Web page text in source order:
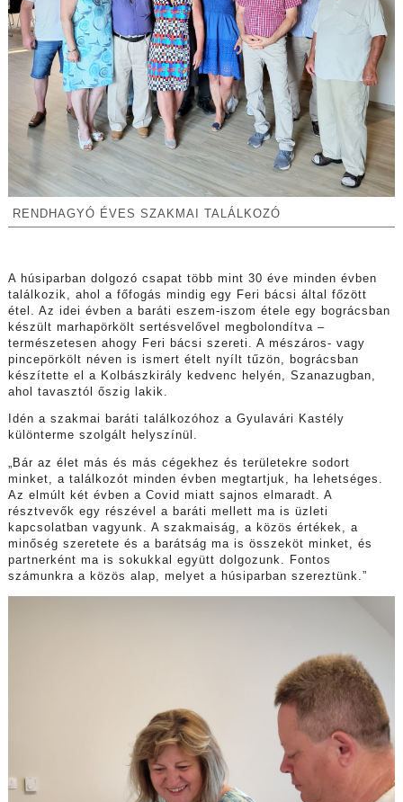
RENDHAGYÓ ÉVES SZAKMAI TALÁLKOZÓ
A húsiparban dolgozó csapat több mint 30 éve minden évben
találkozik, ahol a főfogás mindig egy Feri bácsi által főzött
étel. Az idei évben a baráti eszem-iszom étele egy bográcsban
készült marhapörkölt sertésvelővel megbolondítva –
természetesen ahogy Feri bácsi szereti. A mészáros- vagy
pincepörkölt néven is ismert ételt nyílt tűzön, bográcsban
készítette el a Kolbászkirály kedvenc helyén, Szanazugban,
ahol tavasztól őszig lakik.
Idén a szakmai baráti találkozóhoz a Gyulavári Kastély
különterme szolgált helyszínül.
„Bár az élet más és más cégekhez és területekre sodort
minket, a találkozót minden évben megtartjuk, ha lehetséges.
Az elmúlt két évben a Covid miatt sajnos elmaradt. A
résztvevők egy részével a baráti mellett ma is üzleti
kapcsolatban vagyunk. A szakmaiság, a közös értékek, a
minőség szeretete és a barátság ma is összeköt minket, és
partnerként ma is sokukkal együtt dolgozunk. Fontos
számunkra a közös alap, melyet a húsiparban szereztünk.”